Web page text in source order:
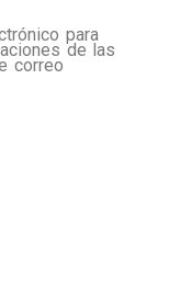
para
de las
correo